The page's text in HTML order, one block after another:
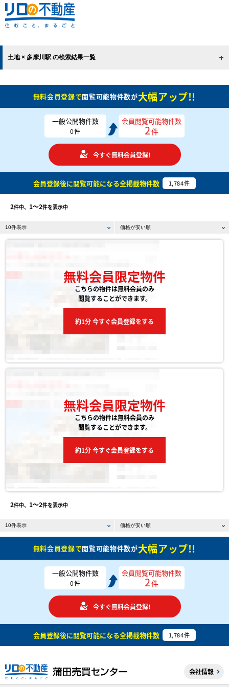
土地 × 多摩川駅 の検索結果一覧
無料会員登録で閲覧可能物件数が大幅アップ!!
一般公開物件数
0件
会員閲覧可能物件数
2件
今すぐ無料会員登録!
会員登録後に閲覧可能になる全掲載物件数 1,784件
2件中、 1〜2件を表示中
無料会員限定物件
こちらの物件は無料会員のみ
閲覧することができます。
約1分 今すぐ会員登録をする
無料会員限定物件
こちらの物件は無料会員のみ
閲覧することができます。
約1分 今すぐ会員登録をする
2件中、 1〜2件を表示中
無料会員登録で閲覧可能物件数が大幅アップ!!
一般公開物件数
0件
会員閲覧可能物件数
2件
今すぐ無料会員登録!
会員登録後に閲覧可能になる全掲載物件数 1,784件
会社情報